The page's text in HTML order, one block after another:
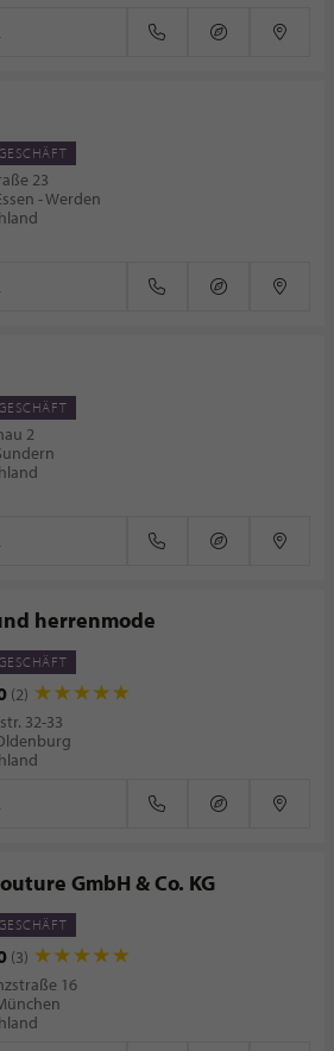
23
- Werden
2
herrenmode
(2)
32-33
GmbH & Co. KG
(3)
16